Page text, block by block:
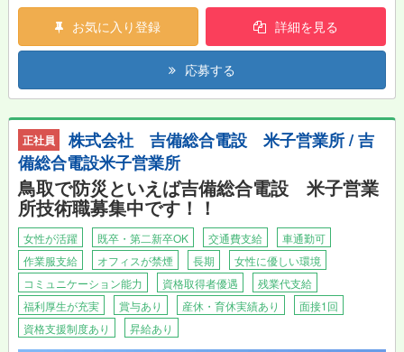
喜んでいただけるサポートができるフィットネスです。同時に女
性が働きやすい環境づくりにも力を入れている、やりがいと働き
やすさが両立できる職場です。 （※公益財団法人日本生産性本
部サービス産業生産性協議会「2024年度JCSI（日本版顧客満足
度指数調査）フィットネスクラブ部門」）
★カーブスで働く魅力★
\カーブスのおすすめポイント/
やっぱり運動が好き。運動・健康にかかわりたい。 だけどプラ
イベートも大事にしたい。カーブスなら両立できます！
★こんな方にお勧め★
・お話するのが好きな方
・人の役に立てる仕事がしたい方
・体を動かすのが好きな方
★自分で考え、行動する力が身につきます！★
「カーブス鳥取東店」「カーブス鳥取北店」「カーブスイオン鳥
取店」を運営するのは、株式会社マイルド。当社では、日々の業
お気に入り登録 詳細を見る
応募する
正社員
株式会社 吉備総合電設 米子営業所 / 吉
備総合電設米子営業所
鳥取で防災といえば吉備総合電設 米子営業
所技術職募集中です！！
女性が活躍 既卒・第二新卒OK 交通費支給
車通勤可
作業服支給
オフィスが禁煙 長期
女性に優しい環境
コミュニケーション能力
資格取得者優遇
残業代支給
福利厚生が充実
賞与あり 産休・育休実績あり
面接1回
資格支援制度あり
昇給あり